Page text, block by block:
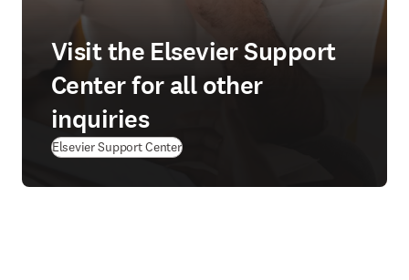
Visit the Elsevier Support
Center for all other
inquiries
Elsevier Support Center